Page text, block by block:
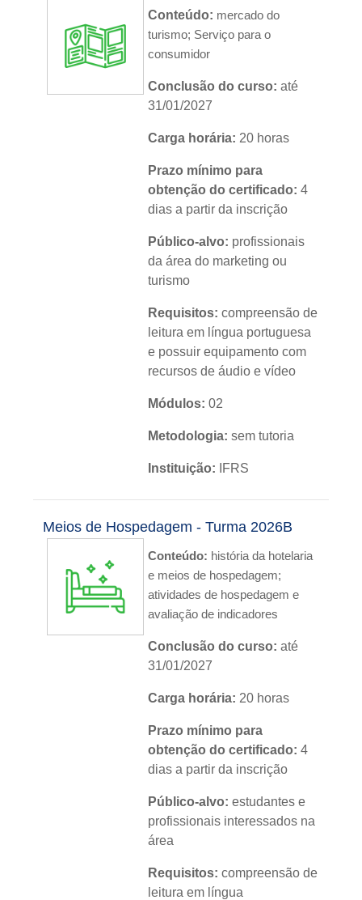
Idioma:português
Conteúdo: mercado do
turismo; Serviço para o
consumidor
Conclusão do curso: até
31/01/2027
Carga horária: 20 horas
Prazo mínimo para
obtenção do certificado: 4
dias a partir da inscrição
Público-alvo: profissionais
da área do marketing ou
turismo
Requisitos: compreensão de
leitura em língua portuguesa
e possuir equipamento com
recursos de áudio e vídeo
Módulos: 02
Metodologia: sem tutoria
Instituição: IFRS
Nível:básico
Idioma: português
Meios de Hospedagem - Turma 2026B
Conteúdo: história da hotelaria
e meios de hospedagem;
atividades de hospedagem e
avaliação de indicadores
Conclusão do curso: até
31/01/2027
Carga horária: 20 horas
Prazo mínimo para
obtenção do certificado: 4
dias a partir da inscrição
Público-alvo: estudantes e
profissionais interessados na
área
Requisitos: compreensão de
leitura em língua